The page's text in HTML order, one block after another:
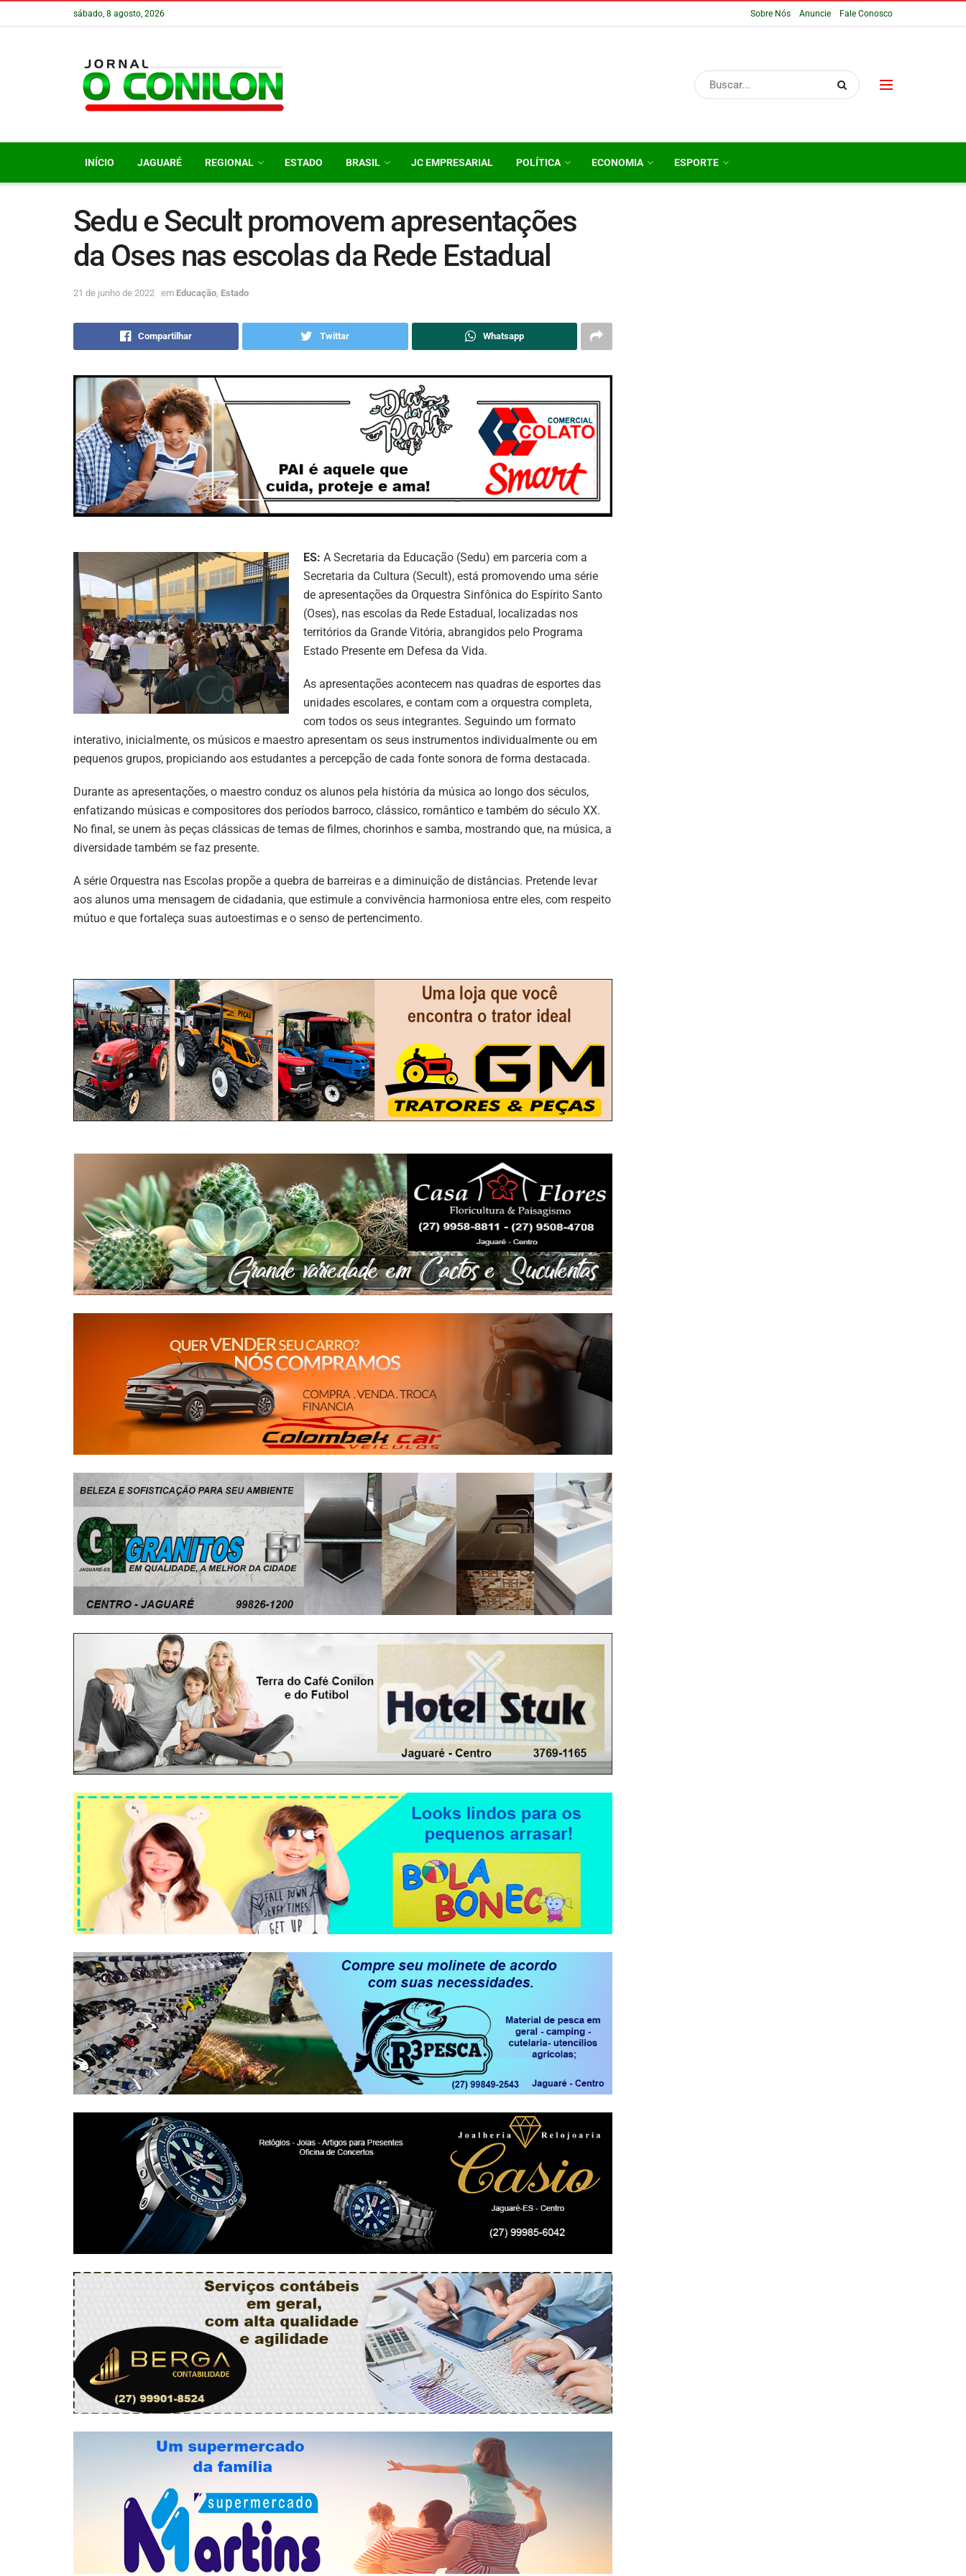
sábado, 8 agosto, 2026 Sobre Nós Anuncie Fale Conosco
INÍCIO JAGUARÉ REGIONAL ESTADO BRASIL JC EMPRESARIAL POLÍTICA ECONOMIA ESPORTE
Sedu e Secult promovem apresentações
da Oses nas escolas da Rede Estadual
21 de junho de 2022 em Educação Estado
Compartilhar Twittar Whatsapp
ES: A Secretaria da Educação (Sedu) em parceria com a
Secretaria da Cultura (Secult), está promovendo uma série
de apresentações da Orquestra Sinfônica do Espírito Santo
(Oses), nas escolas da Rede Estadual, localizadas nos
territórios da Grande Vitória, abrangidos pelo Programa
Estado Presente em Defesa da Vida.
As apresentações acontecem nas quadras de esportes das
unidades escolares, e contam com a orquestra completa,
com todos os seus integrantes. Seguindo um formato
interativo, inicialmente, os músicos e maestro apresentam os seus instrumentos individualmente ou em
pequenos grupos, propiciando aos estudantes a percepção de cada fonte sonora de forma destacada.
Durante as apresentações, o maestro conduz os alunos pela história da música ao longo dos séculos,
enfatizando músicas e compositores dos períodos barroco, clássico, romântico e também do século XX.
No final, se unem às peças clássicas de temas de filmes, chorinhos e samba, mostrando que, na música, a
diversidade também se faz presente.
A série Orquestra nas Escolas propõe a quebra de barreiras e a diminuição de distâncias. Pretende levar
aos alunos uma mensagem de cidadania, que estimule a convivência harmoniosa entre eles, com respeito
mútuo e que fortaleça suas autoestimas e o senso de pertencimento.